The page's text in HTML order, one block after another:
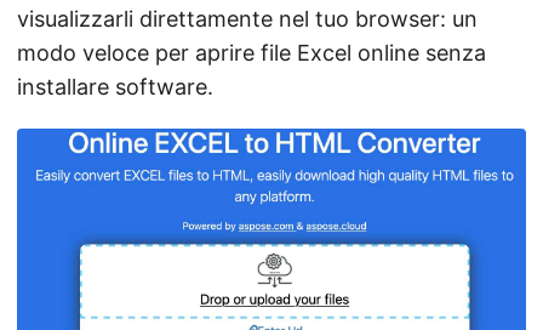
visualizzarli direttamente nel tuo browser: un
modo veloce per aprire file Excel online senza
installare software.